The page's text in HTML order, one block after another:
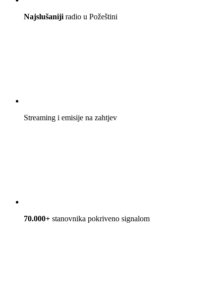
Najslušaniji radio u Požeštini
Streaming i emisije na zahtjev
70.000+ stanovnika pokriveno signalom